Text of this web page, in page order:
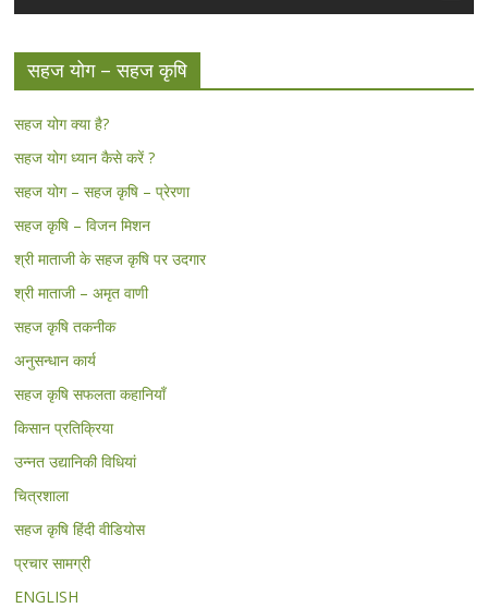
सहज योग – सहज कृषि
सहज योग क्या है?
सहज योग ध्यान कैसे करें ?
सहज योग – सहज कृषि – प्रेरणा
सहज कृषि – विजन मिशन
श्री माताजी के सहज कृषि पर उदगार
श्री माताजी – अमृत वाणी
सहज कृषि तकनीक
अनुसन्धान कार्य
सहज कृषि सफलता कहानियाँ
किसान प्रतिक्रिया
उन्नत उद्यानिकी विधियां
चित्रशाला
सहज कृषि हिंदी वीडियोस
प्रचार सामग्री
ENGLISH